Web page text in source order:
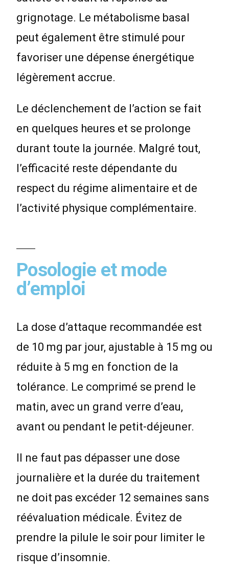
grignotage. Le métabolisme basal
peut également être stimulé pour
favoriser une dépense énergétique
légèrement accrue.
Le déclenchement de l’action se fait
en quelques heures et se prolonge
durant toute la journée. Malgré tout,
l’efficacité reste dépendante du
respect du régime alimentaire et de
l’activité physique complémentaire.
Posologie et mode
d’emploi
La dose d’attaque recommandée est
de 10 mg par jour, ajustable à 15 mg ou
réduite à 5 mg en fonction de la
tolérance. Le comprimé se prend le
matin, avec un grand verre d’eau,
avant ou pendant le petit-déjeuner.
Il ne faut pas dépasser une dose
journalière et la durée du traitement
ne doit pas excéder 12 semaines sans
réévaluation médicale. Évitez de
prendre la pilule le soir pour limiter le
risque d’insomnie.